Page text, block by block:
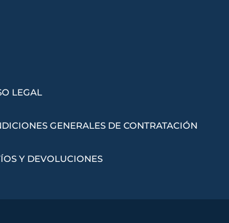
LEGAL
GENERALES DE CONTRATACIÓN
Y DEVOLUCIONES